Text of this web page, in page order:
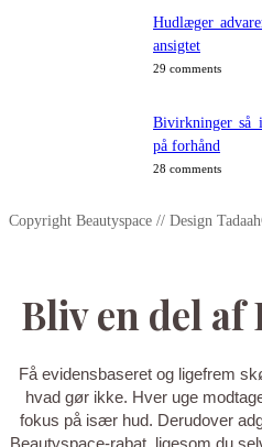
Hudlæger
ansigtet
29 comments
Bivirkninger så
på forhånd
28 comments
Copyright Beautyspace // Design
Bliv en del af
Få evidensbaseret og ligefrem
hvad gør ikke. Hver uge
fokus på især hud. Derudover
Beautyspace-rabat, ligesom du